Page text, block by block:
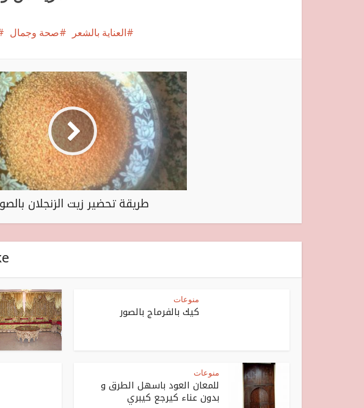
العناية بالشعر صحة وجمال
طريقة تحضير زيت الزنجلان
منوعات
كيك بالفرماج بالصور
منوعات
للمعان العود باسهل الطرق و
بدون عناء كيرجع كيبري